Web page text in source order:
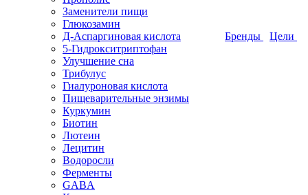
Заменители пищи
Глюкозамин
Д-Аспаргиновая кислота
5-Гидрокситриптофан
Улучшение сна
Трибулус
Гиалуроновая кислота
Пищеварительные энзимы
Куркумин
Биотин
Лютеин
Лецитин
Водоросли
Ферменты
GABA
Бренды Цели